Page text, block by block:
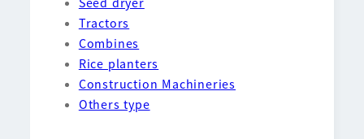
Tractors
Combines
Rice planters
Construction Machineries
Others type